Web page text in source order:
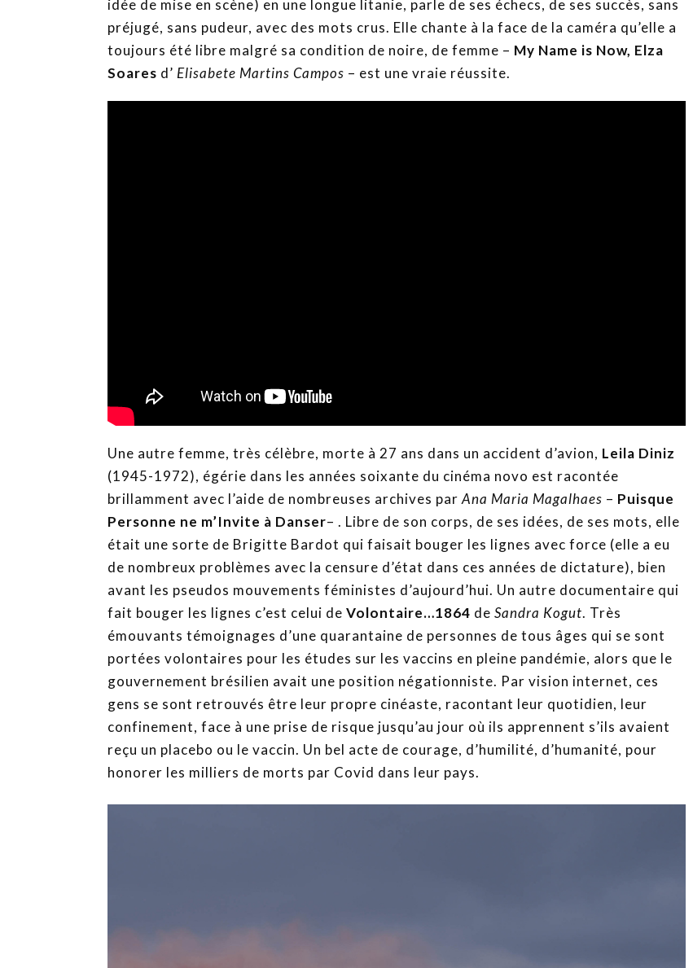
idée de mise en scène) en une longue litanie, parle de ses échecs, de ses succès, sans
préjugé, sans pudeur, avec des mots crus. Elle chante à la face de la caméra qu’elle a
toujours été libre malgré sa condition de noire, de femme – My Name is Now, Elza
Soares d’ Elisabete Martins Campos – est une vraie réussite.
Une autre femme, très célèbre, morte à 27 ans dans un accident d’avion, Leila Diniz
(1945-1972), égérie dans les années soixante du cinéma novo est racontée
brillamment avec l’aide de nombreuses archives parAna Maria Magalhaes – Puisque
Personne ne m’Invite à Danser– . Libre de son corps, de ses idées, de ses mots, elle
était une sorte de Brigitte Bardot qui faisait bouger les lignes avec force (elle a eu
de nombreux problèmes avec la censure d’état dans ces années de dictature), bien
avant les pseudos mouvements féministes d’aujourd’hui. Un autre documentaire qui
fait bouger les lignes c’est celui de Volontaire…1864 de Sandra Kogut. Très
émouvants témoignages d’une quarantaine de personnes de tous âges qui se sont
portées volontaires pour les études sur les vaccins en pleine pandémie, alors que le
gouvernement brésilien avait une position négationniste. Par vision internet, ces
gens se sont retrouvés être leur propre cinéaste, racontant leur quotidien, leur
confinement, face à une prise de risque jusqu’au jour où ils apprennent s’ils avaient
reçu un placebo ou le vaccin. Un bel acte de courage, d’humilité, d’humanité, pour
honorer les milliers de morts par Covid dans leur pays.